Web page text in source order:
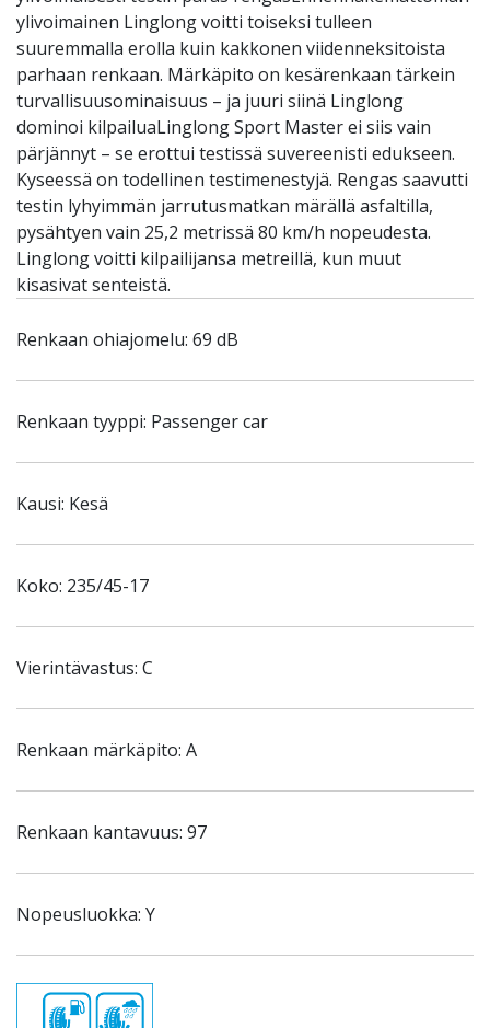
ylivoimainen Linglong voitti toiseksi tulleen
suuremmalla erolla kuin kakkonen viidenneksitoista
parhaan renkaan. Märkäpito on kesärenkaan tärkein
turvallisuusominaisuus – ja juuri siinä Linglong
dominoi kilpailuaLinglong Sport Master ei siis vain
pärjännyt – se erottui testissä suvereenisti edukseen.
Kyseessä on todellinen testimenestyjä. Rengas saavutti
testin lyhyimmän jarrutusmatkan märällä asfaltilla,
pysähtyen vain 25,2 metrissä 80 km/h nopeudesta.
Linglong voitti kilpailijansa metreillä, kun muut
kisasivat senteistä.
Renkaan ohiajomelu: 69 dB
Renkaan tyyppi: Passenger car
Kausi: Kesä
Koko: 235/45-17
Vierintävastus: C
Renkaan märkäpito: A
Renkaan kantavuus: 97
Nopeusluokka: Y